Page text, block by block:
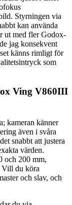
Styrningen via
kan använda
ut med fler Godox-
jag konsekvent
känns rimligt för
som
Ving V860III
kameran känner
även i svåra
snabbt att justera
värden.
och 200 mm,
Vill du köra
och slav, och